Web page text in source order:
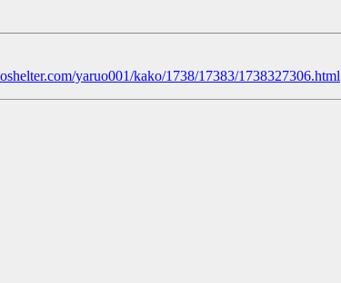
yaruo001/kako/1738/17383/1738327306.html